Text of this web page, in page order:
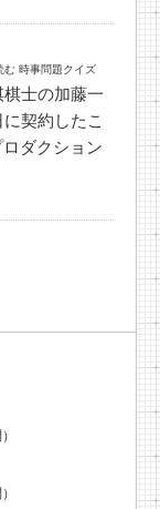
時事問題クイズ
士の加藤一
契約したこ
ダクション